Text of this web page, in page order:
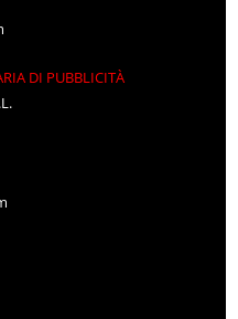
DI PUBBLICITÀ